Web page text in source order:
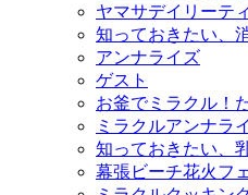
ヤマサデイリーテ
知っておきたい、
アンナライズ
ゲスト
お釜でミラクル！
ミラクルアンナラ
知っておきたい、
幕張ビーチ花火フ